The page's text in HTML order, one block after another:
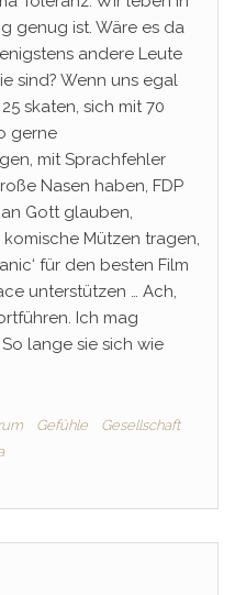
genug ist. Wäre es da
andere Leute
sind? Wenn uns egal
skaten, sich mit 70
gerne
mit Sprachfehler
Nasen haben, FDP
Gott glauben,
Mützen tragen,
für den besten Film
unterstützen … Ach,
Ich mag
lange sie sich wie
Gefühle
Gesellschaft